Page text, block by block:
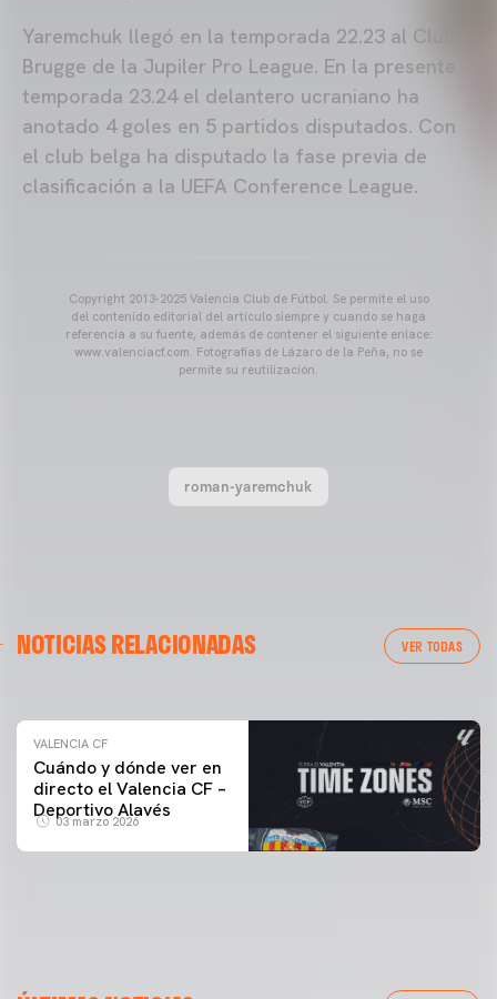
Yaremchuk llegó en la temporada 22.23 al Club
Brugge de la Jupiler Pro League. En la presente
temporada 23.24 el delantero ucraniano ha
anotado 4 goles en 5 partidos disputados. Con
el club belga ha disputado la fase previa de
clasificación a la UEFA Conference League.
Copyright 2013-2025 Valencia Club de Fútbol. Se permite el uso
del contenido editorial del artículo siempre y cuando se haga
referencia a su fuente, además de contener el siguiente enlace:
www.valenciacf.com. Fotografías de Lázaro de la Peña, no se
permite su reutilización.
roman-yaremchuk
NOTICIAS RELACIONADAS VER TODAS
ENTRENAMIENTO DEL VALENCIA CF 04/03/26
VALENCIA CF
Cuándo y dónde ver en
directo el Valencia CF –
Deportivo Alavés
03 marzo 2026